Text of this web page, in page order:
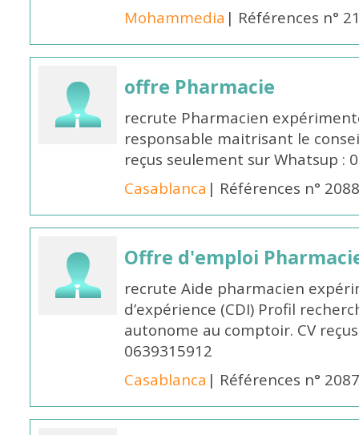
Mohammedia | Références n°
offre Pharmacie
recrute Pharmacien
responsable maitrisant le
reçus seulement sur Whatsup :
Casablanca | Références n°
Offre d'emploi
recrute Aide pharmacien
d’expérience (CDI) Profil
autonome au comptoir. CV
0639315912
Casablanca | Références n°